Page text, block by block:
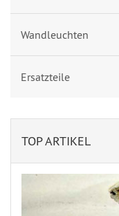
Wandleuchten
Ersatzteile
TOP ARTIKEL